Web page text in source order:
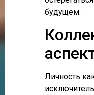
будущем.
Личность